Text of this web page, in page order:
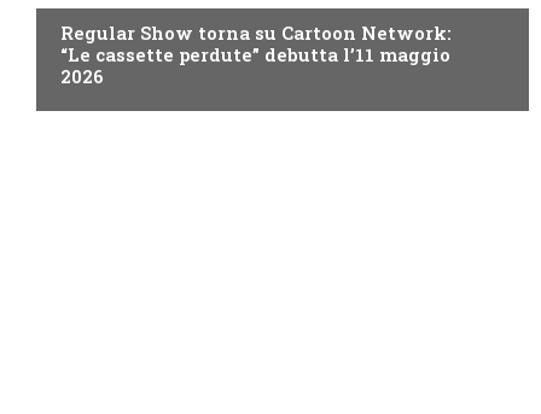
Regular Show torna su Cartoon Network:
“Le cassette perdute” debutta l’11 maggio
2026